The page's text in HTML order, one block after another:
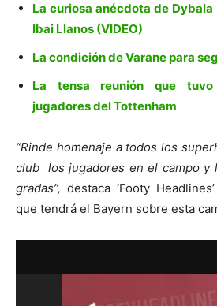
La curiosa anécdota de
Ibai Llanos (VIDEO)
La condición de Varane para
La tensa reunión que
jugadores del Tottenham
“Rinde homenaje a todos los
club los jugadores en el campo y
gradas”, destaca ‘Footy
que tendrá el Bayern sobre esta